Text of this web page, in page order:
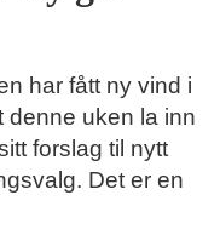
har fått ny vind i
denne uken la inn
forslag til nytt
Det er en